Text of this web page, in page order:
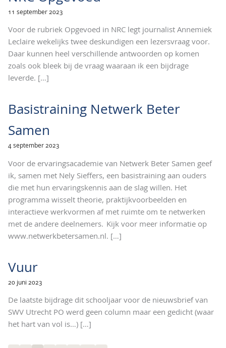
11 september 2023
Voor de rubriek Opgevoed in NRC legt journalist Annemiek
Leclaire wekelijks twee deskundigen een lezersvraag voor.
Daar kunnen heel verschillende antwoorden op komen
zoals ook bleek bij de vraag waaraan ik een bijdrage
leverde. […]
Basistraining Netwerk Beter
Samen
4 september 2023
Voor de ervaringsacademie van Netwerk Beter Samen geef
ik, samen met Nely Sieffers, een basistraining aan ouders
die met hun ervaringskennis aan de slag willen. Het
programma wisselt theorie, praktijkvoorbeelden en
interactieve werkvormen af met ruimte om te netwerken
met de andere deelnemers. Kijk voor meer informatie op
www.netwerkbetersamen.nl. […]
Vuur
20 juni 2023
De laatste bijdrage dit schooljaar voor de nieuwsbrief van
SWV Utrecht PO werd geen column maar een gedicht (waar
het hart van vol is…) […]